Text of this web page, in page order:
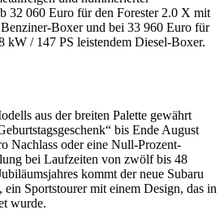
32 060 Euro für den Forester 2.0 X mit
Boxer und bei 33 960 Euro für
kW / 147 PS leistendem Diesel-Boxer.
aus der breiten Palette gewährt
bis Ende August
Nachlass oder eine Null-Prozent-
bei Laufzeiten von zwölf bis 48
kommt der neue Subaru
Sportstourer mit einem Design, das in
wurde.